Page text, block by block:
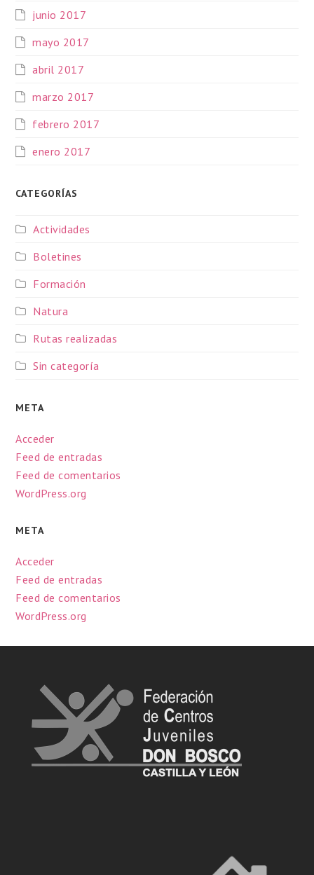
junio 2017
mayo 2017
abril 2017
marzo 2017
febrero 2017
enero 2017
CATEGORÍAS
Actividades
Boletines
Formación
Natura
Rutas realizadas
Sin categoría
META
Acceder
Feed de entradas
Feed de comentarios
WordPress.org
META
Acceder
Feed de entradas
Feed de comentarios
WordPress.org